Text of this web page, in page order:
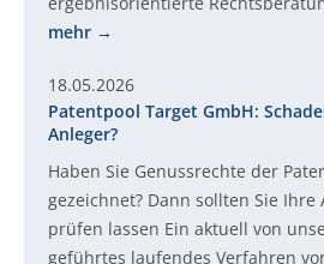
mehr
18.05.2026
Patentpool Target GmbH:
Anleger?
Haben Sie Genussrechte der
gezeichnet? Dann sollten Sie
prüfen lassen Ein aktuell von
geführtes laufendes Verfahren